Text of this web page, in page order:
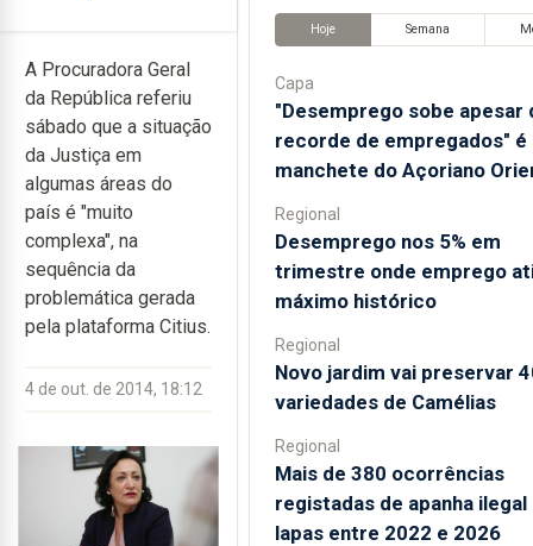
A Procuradora Geral
da República referiu
sábado que a situação
da Justiça em
algumas áreas do
país é "muito
complexa", na
sequência da
problemática gerada
pela plataforma Citius.
4 de out. de 2014, 18:12
Hoje Semana
Capa
"Desemprego sobe apesar
recorde de empregados" é
manchete do Açoriano
Regional
Desemprego nos 5% em
trimestre onde emprego
máximo histórico
Regional
Novo jardim vai preservar
variedades de Camélias
Regional
Mais de 380 ocorrências
registadas de apanha ilegal
lapas entre 2022 e 2026